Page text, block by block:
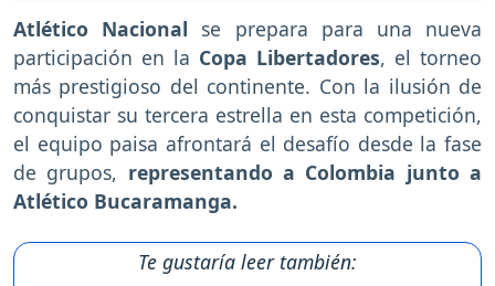
Atlético Nacional se prepara para una nueva
participación en la Copa Libertadores, el torneo
más prestigioso del continente. Con la ilusión de
conquistar su tercera estrella en esta competición,
el equipo paisa afrontará el desafío desde la fase
de grupos, representando a Colombia junto a
Atlético Bucaramanga.
Te gustaría leer también: